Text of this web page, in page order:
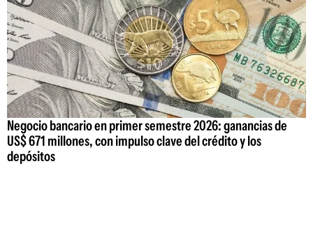
Negocio bancario en primer semestre 2026: ganancias de
US$ 671 millones, con impulso clave del crédito y los
depósitos